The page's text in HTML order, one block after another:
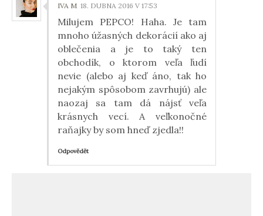
IVA M 18. DUBNA 2016 V 17:53
Milujem PEPCO! Haha. Je tam
mnoho úžasných dekorácií ako aj
oblečenia a je to taký ten
obchodík, o ktorom veľa ľudí
nevie (alebo aj keď áno, tak ho
nejakým spôsobom zavrhujú) ale
naozaj sa tam dá nájsť veľa
krásnych vecí. A veľkonočné
raňajky by som hneď zjedla!!
Odpovědět